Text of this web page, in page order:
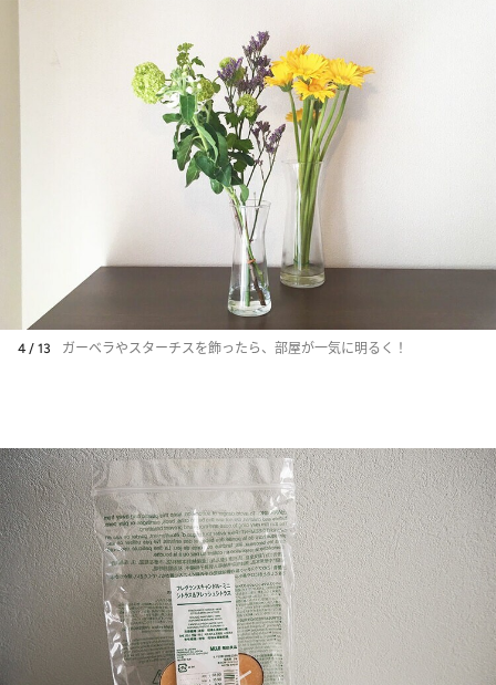
4 / 13 ガーベラやスターチスを飾ったら、部屋が一気に明るく！